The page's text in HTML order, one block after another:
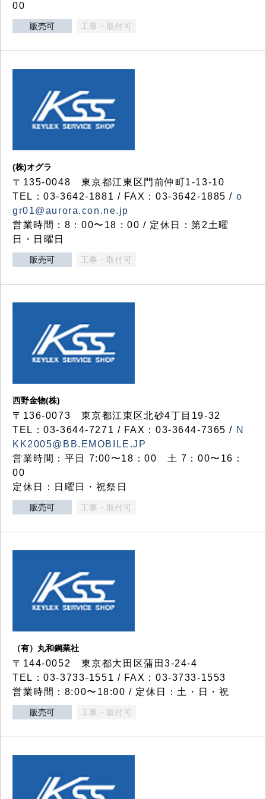
00
販売可 工事・取付可
(株)オグラ
〒135-0048 東京都江東区門前仲町1-13-10
TEL：03-3642-1881 / FAX：03-3642-1885 / o
gr01@aurora.con.ne.jp
営業時間：8：00〜18：00 / 定休日：第2土曜
日・日曜日
販売可 工事・取付可
西野金物(株)
〒136-0073 東京都江東区北砂4丁目19-32
TEL：03‐3644‐7271 / FAX：03-3644-7365 / N
KK2005@BB.EMOBILE.JP
営業時間：平日 7:00〜18：00 土 7：00〜16：
00
定休日：日曜日・祝祭日
販売可 工事・取付可
（有）丸和鋼業社
〒144-0052 東京都大田区蒲田3-24-4
TEL：03-3733-1551 / FAX：03-3733-1553
営業時間：8:00〜18:00 / 定休日：土・日・祝
販売可 工事・取付可